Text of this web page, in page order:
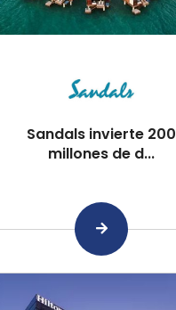
Sandals invierte 200
millones de d...